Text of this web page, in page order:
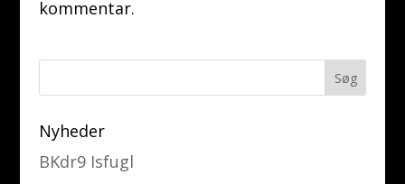
kommentar.
Nyheder
BKdr9 Isfugl